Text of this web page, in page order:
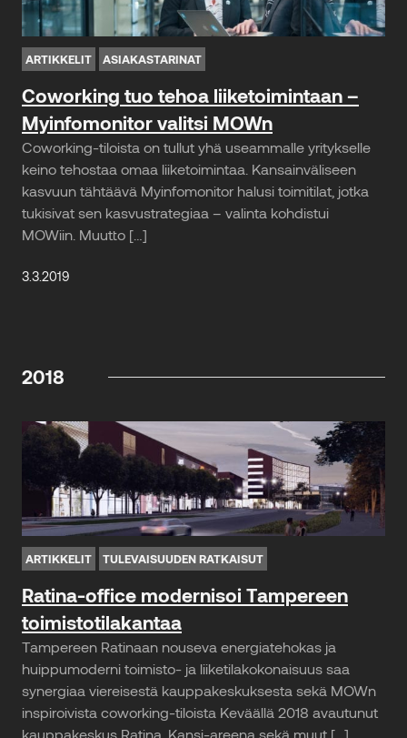
ARTIKKELIT ASIAKASTARINAT
Coworking tuo tehoa liiketoimintaan –
Myinfomonitor valitsi MOWn
Coworking-tiloista on tullut yhä useammalle yritykselle
keino tehostaa omaa liiketoimintaa. Kansainväliseen
kasvuun tähtäävä Myinfomonitor halusi toimitilat, jotka
tukisivat sen kasvustrategiaa – valinta kohdistui
MOWiin. Muutto […]
3.3.2019
2018
ARTIKKELIT TULEVAISUUDEN RATKAISUT
Ratina-office modernisoi Tampereen
toimistotilakantaa
Tampereen Ratinaan nouseva energiatehokas ja
huippumoderni toimisto- ja liiketilakokonaisuus saa
synergiaa viereisestä kauppakeskuksesta sekä MOWn
inspiroivista coworking-tiloista Keväällä 2018 avautunut
kauppakeskus Ratina, Kansi-areena sekä muut […]